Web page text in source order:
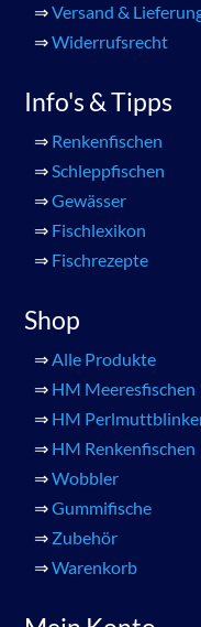
⇒Versand &
⇒Widerrufsrecht
Info's & Tipps
⇒ Renkenfischen
⇒Schleppfischen
⇒Gewässer
⇒ Fischlexikon
⇒ Fischrezepte
Shop
⇒Alle Produkte
⇒ HM Meeresfischen
⇒ HM
⇒ HM Renkenfischen
⇒Wobbler
⇒Gummifische
⇒ Zubehör
⇒Warenkorb